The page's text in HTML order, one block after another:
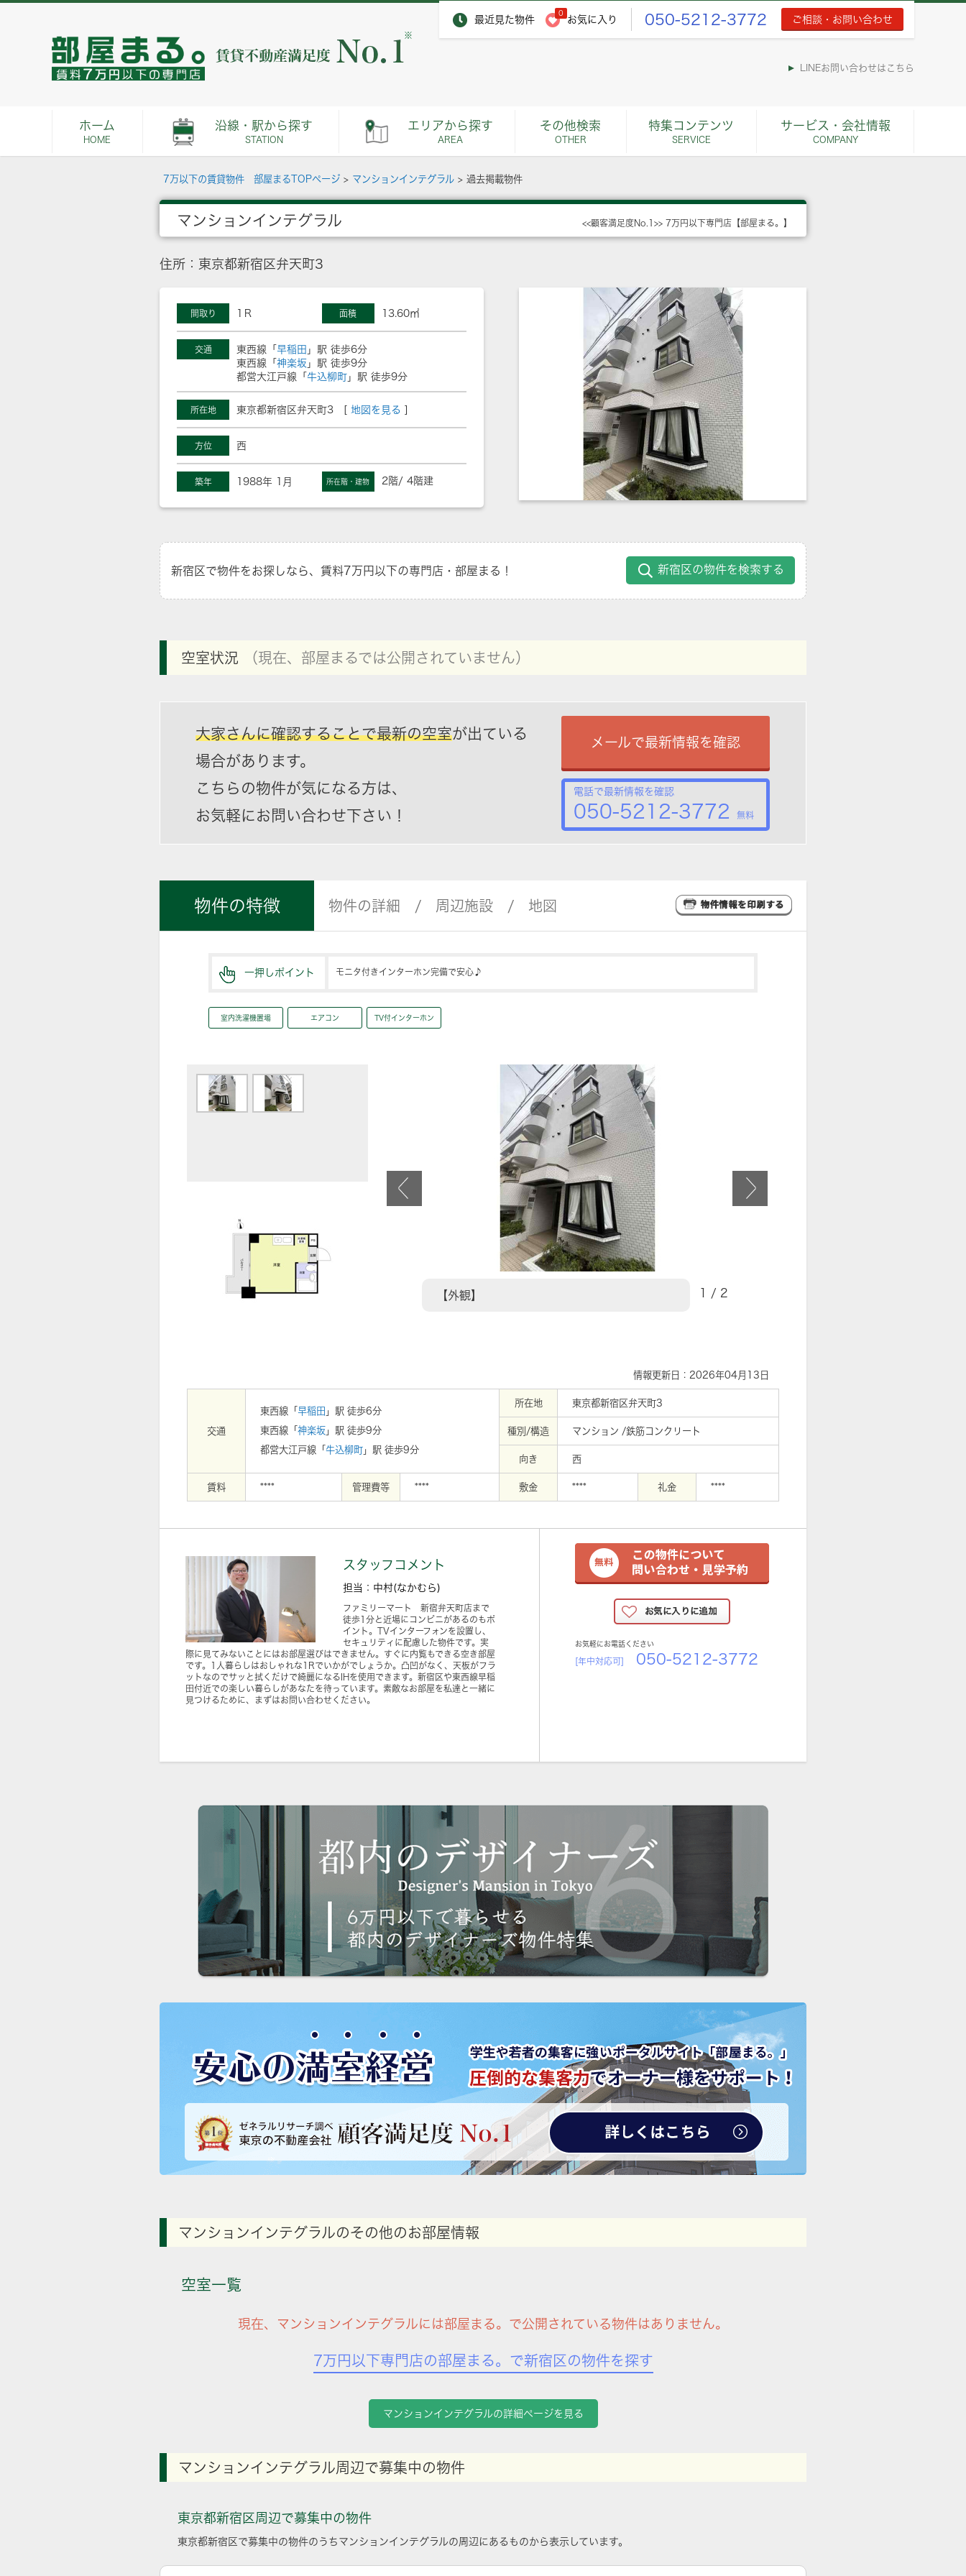
最近見た物件
0
お気に入り 050-5212-3772 ご相談・お問い合わせ
※
LINEお問い合わせはこちら
ホーム
HOME
沿線・駅から探す
STATION
エリアから探す
AREA
その他検索
OTHER
特集コンテンツ
SERVICE
サービス・会社情報
COMPANY
7万以下の賃貸物件 部屋まるTOPページ > マンションインテグラル > 過去掲載物件
マンションインテグラル <<顧客満足度No.1>> 7万円以下専門店【部屋まる。】
住所：東京都新宿区弁天町3
間取り 1Ｒ 面積 13.60㎡
交通 東西線「 早稲田 」駅 徒歩6分
東西線「 神楽坂 」駅 徒歩9分
都営大江戸線「 牛込柳町 」駅 徒歩9分
所在地 東京都新宿区弁天町3 [ 地図を見る
方位 西
築年 1988年 1月 所在階・建物 2階/ 4階建
新宿区で物件をお探しなら、賃料7万円以下の専門店・部屋まる！ 新宿区の物件を検索する
空室状況 （現在、部屋まるでは公開されていません）
大家さんに確認することで最新の空室が出ている
場合があります。
こちらの物件が気になる方は、
お気軽にお問い合わせ下さい！
メールで最新情報を確認
電話で最新情報を確認
050-5212-3772 無料
物件の特徴 物件の詳細 周辺施設 地図
一押しポイント モニタ付きインターホン完備で安心♪
室内洗濯機置場 エアコン TV付インターホン
【外観】 1 / 2
情報更新日：2026年04月13日
交通
東西線「 早稲田 」駅 徒歩6分
東西線「 神楽坂 」駅 徒歩9分
都営大江戸線「 牛込柳町 」駅 徒歩9分
所在地 東京都新宿区弁天町3
種別/構造 マンション /鉄筋コンクリート
向き 西
賃料 **** 管理費等 **** 敷金 **** 礼金 ****
スタッフコメント
担当：中村(なかむら)
ファミリーマート 新宿弁天町店まで
徒歩1分と近場にコンビニがあるのもポ
イント。TVインターフォンを設置し、
セキュリティに配慮した物件です。実
際に見てみないことにはお部屋選びはできません。すぐに内覧もできる空き部屋
です。1人暮らしはおしゃれな1Rでいかがでしょうか。凸凹がなく、天板がフラ
ットなのでサッと拭くだけで綺麗になるIHを使用できます。新宿区や東西線早稲
田付近での楽しい暮らしがあなたを待っています。素敵なお部屋を私達と一緒に
見つけるために、まずはお問い合わせください。
お気軽にお電話ください
[年中対応可] 050-5212-3772
マンションインテグラルのその他のお部屋情報
空室一覧
現在、マンションインテグラルには部屋まる。で公開されている物件はありません。
7万円以下専門店の部屋まる。で新宿区の物件を探す
マンションインテグラルの詳細ページを見る
マンションインテグラル周辺で募集中の物件
東京都新宿区周辺で募集中の物件
東京都新宿区で募集中の物件のうちマンションインテグラルの周辺にあるものから表示しています。